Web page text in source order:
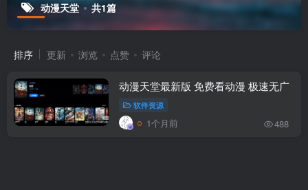
动漫天堂 共1篇
排序 更新 浏览 点赞 评论
动漫天堂最新版 免费看动漫 极速无广
软件资源
1个月前 488